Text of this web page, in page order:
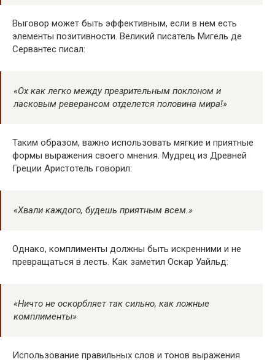
Выговор может быть эффективным, если в нем есть
элементы позитивности. Великий писатель Мигель де
Сервантес писал:
«Ох как легко между презрительным поклоном и
ласковым реверансом отделется половина мира!»
Таким образом, важно использовать мягкие и приятные
формы выражения своего мнения. Мудрец из Древней
Греции Аристотель говорил:
«Хвали каждого, будешь приятным всем.»
Однако, комплименты должны быть искренними и не
превращаться в лесть. Как заметил Оскар Уайльд:
«Ничто не оскорбляет так сильно, как ложные
комплименты»
Использование правильных слов и тонов выражения